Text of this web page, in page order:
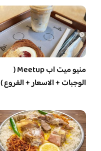
منيو ميت اب Meetup (
الوجبات + الاسعار + الفروع )